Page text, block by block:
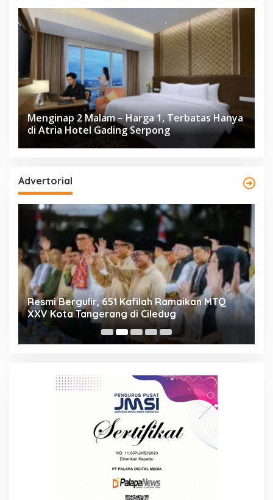
Menginap 2 Malam – Harga 1, Terbatas Hanya
di Atria Hotel Gading Serpong
Advertorial
Resmi Bergulir, 651 Kafilah Ramaikan MTQ
XXV Kota Tangerang di Ciledug